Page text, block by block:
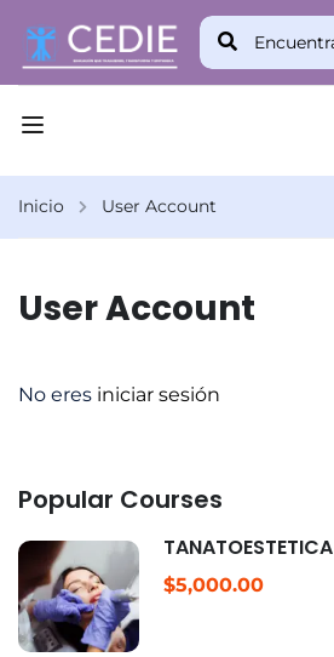
Inicio User Account
User Account
No eres iniciar sesión
Popular Courses
TANATOESTÉTICA
$5,000.00